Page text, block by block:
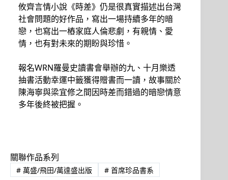
攸齊言情小說《時差》仍是很真實描述出台灣
社會問題的好作品，寫出一場持續多年的暗
戀，也寫出一樁家庭人倫悲劇，有親情、愛
情，也有對未來的期盼與珍惜。
報名WRN羅曼史讀書會舉辦的九、十月樂透
抽書活動幸運中籤獲得贈書而一讀，故事關於
陳海寧與梁宜修之間因時差而錯過的暗戀情意
多年後終被把握。
關聯作品系列
#萬盛/飛田/萬達盛出版 #首席珍品書系